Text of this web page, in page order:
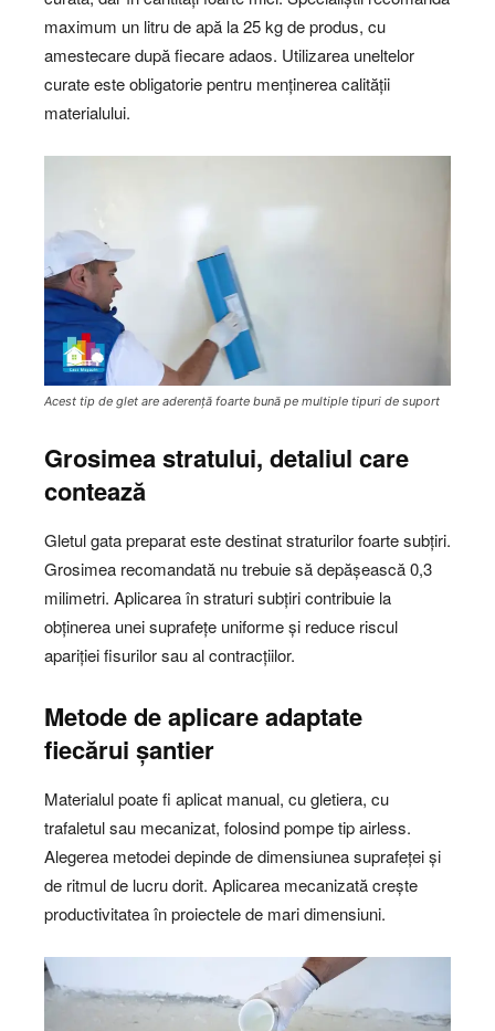
maximum un litru de apă la 25 kg de produs, cu
amestecare după fiecare adaos. Utilizarea uneltelor
curate este obligatorie pentru menținerea calității
materialului.
Acest tip de glet are aderență foarte bună pe multiple tipuri de suport
Grosimea stratului, detaliul care
contează
Gletul gata preparat este destinat straturilor foarte subțiri.
Grosimea recomandată nu trebuie să depășească 0,3
milimetri. Aplicarea în straturi subțiri contribuie la
obținerea unei suprafețe uniforme și reduce riscul
apariției fisurilor sau al contracțiilor.
Metode de aplicare adaptate
fiecărui șantier
Materialul poate fi aplicat manual, cu gletiera, cu
trafaletul sau mecanizat, folosind pompe tip airless.
Alegerea metodei depinde de dimensiunea suprafeței și
de ritmul de lucru dorit. Aplicarea mecanizată crește
productivitatea în proiectele de mari dimensiuni.